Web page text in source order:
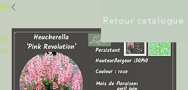
Retour catalogue